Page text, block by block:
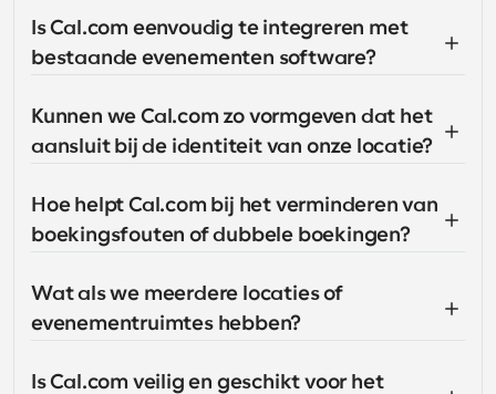
Is Cal.com eenvoudig te integreren met
bestaande evenementen software?
Kunnen we Cal.com zo vormgeven dat het
aansluit bij de identiteit van onze locatie?
Hoe helpt Cal.com bij het verminderen van
boekingsfouten of dubbele boekingen?
Wat als we meerdere locaties of
evenementruimtes hebben?
Is Cal.com veilig en geschikt voor het